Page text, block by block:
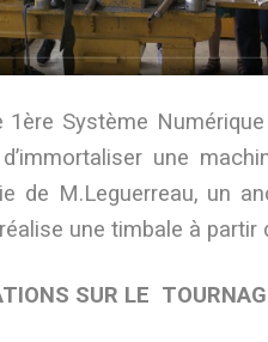
1ère Système
une
de M.Leguerreau, un
une timbale à partir
SUR LE